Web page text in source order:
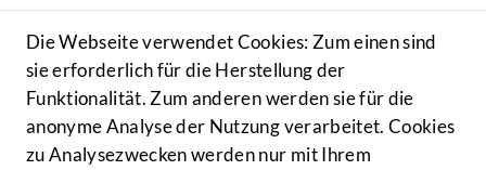
Benutzer
Navigationsmenü öffnen
MENÜ
Die Webseite verwendet Cookies: Zum einen sind
sie erforderlich für die Herstellung der
Funktionalität. Zum anderen werden sie für die
anonyme Analyse der Nutzung verarbeitet. Cookies
zu Analysezwecken werden nur mit Ihrem